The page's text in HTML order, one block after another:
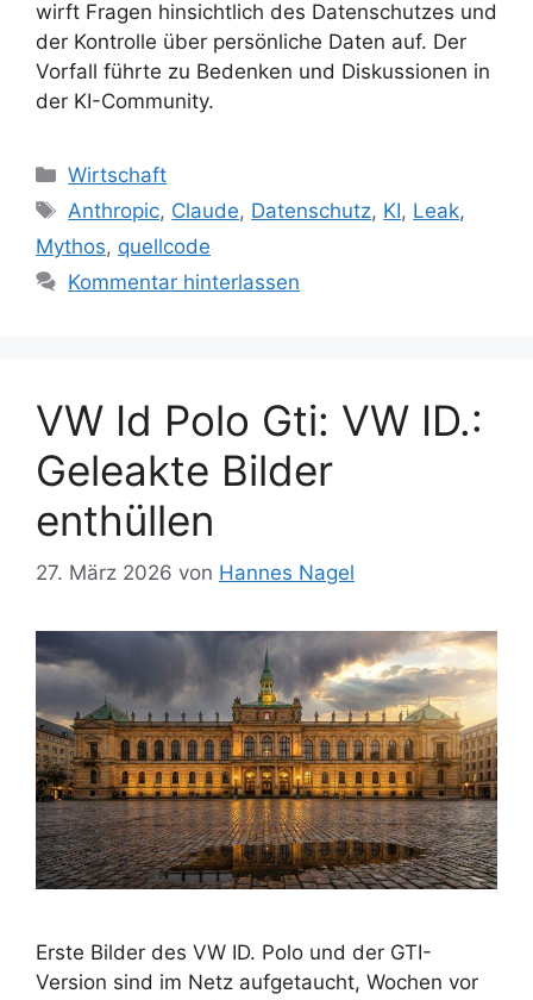
wirft Fragen hinsichtlich des Datenschutzes und
der Kontrolle über persönliche Daten auf. Der
Vorfall führte zu Bedenken und Diskussionen in
der KI-Community.
Kategorien
Wirtschaft
Schlagwörter
Anthropic, Claude, Datenschutz, KI, Leak,
Mythos, quellcode
Kommentar hinterlassen
VW Id Polo Gti: VW ID.:
Geleakte Bilder
enthüllen
27. März 2026 von Hannes Nagel
Erste Bilder des VW ID. Polo und der GTI-
Version sind im Netz aufgetaucht, Wochen vor